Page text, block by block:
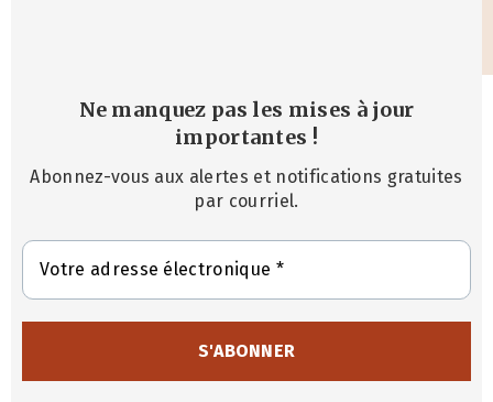
Ne manquez pas les mises à jour
importantes !
Abonnez-vous aux alertes et notifications gratuites
par courriel.